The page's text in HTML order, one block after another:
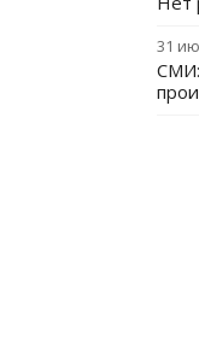
31
СМИ: